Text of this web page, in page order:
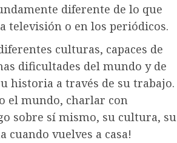
diferente de lo que
televisión o en los periódicos.
culturas, capaces de
dificultades del mundo y de
historia a través de su trabajo.
el mundo, charlar con
sobre sí mismo, su cultura, su
vuelves a casa!